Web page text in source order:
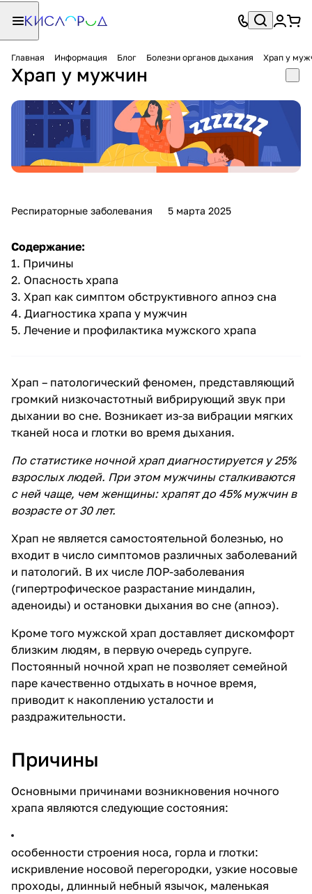
Главная Информация Блог Болезни органов дыхания Храп у
Храп у мужчин
Респираторные заболевания 5 марта 2025
Содержание:
1. Причины
2. Опасность храпа
3. Храп как симптом обструктивного апноэ сна
4. Диагностика храпа у мужчин
5. Лечение и профилактика мужского храпа
Храп – патологический феномен, представляющий
громкий низкочастотный вибрирующий звук при
дыхании во сне. Возникает из-за вибрации мягких
тканей носа и глотки во время дыхания.
По статистике ночной храп диагностируется у 25%
взрослых людей. При этом мужчины сталкиваются
с ней чаще, чем женщины: храпят до 45% мужчин в
возрасте от 30 лет.
Храп не является самостоятельной болезнью, но
входит в число симптомов различных заболеваний
и патологий. В их числе ЛОР-заболевания
(гипертрофическое разрастание миндалин,
аденоиды) и остановки дыхания во сне (апноэ).
Кроме того мужской храп доставляет дискомфорт
близким людям, в первую очередь супруге.
Постоянный ночной храп не позволяет семейной
паре качественно отдыхать в ночное время,
приводит к накоплению усталости и
раздражительности.
Причины
Основными причинами возникновения ночного
храпа являются следующие состояния:
особенности строения носа, горла и глотки:
искривление носовой перегородки, узкие носовые
проходы, длинный небный язычок, маленькая